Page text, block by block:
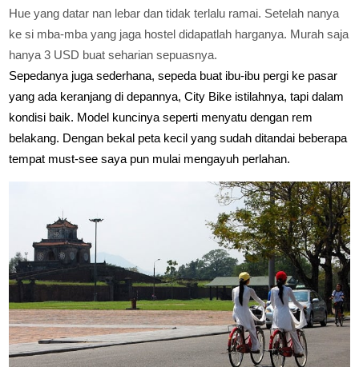
Hue yang datar nan lebar dan tidak terlalu ramai. Setelah nanya
ke si mba-mba yang jaga hostel didapatlah harganya. Murah saja
hanya 3 USD buat seharian sepuasnya.
Sepedanya juga sederhana, sepeda buat ibu-ibu pergi ke pasar
yang ada keranjang di depannya, City Bike istilahnya, tapi dalam
kondisi baik. Model kuncinya seperti menyatu dengan rem
belakang. Dengan bekal peta kecil yang sudah ditandai beberapa
tempat must-see saya pun mulai mengayuh perlahan.